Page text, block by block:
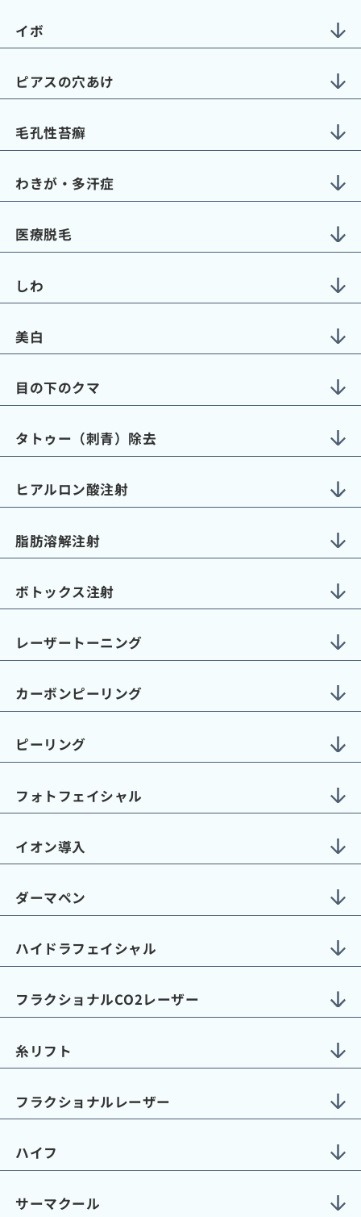
イボ
ピアスの穴あけ
毛孔性苔癬
わきが・多汗症
医療脱毛
しわ
美白
目の下のクマ
タトゥー（刺青）除去
ヒアルロン酸注射
脂肪溶解注射
ボトックス注射
レーザートーニング
カーボンピーリング
ピーリング
フォトフェイシャル
イオン導入
ダーマペン
ハイドラフェイシャル
フラクショナルCO2レーザー
糸リフト
フラクショナルレーザー
ハイフ
サーマクール